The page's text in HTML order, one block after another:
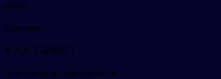
spring
Exemples
春天来了,花都开了
chūn tiān lái le , huā dōu kāi le